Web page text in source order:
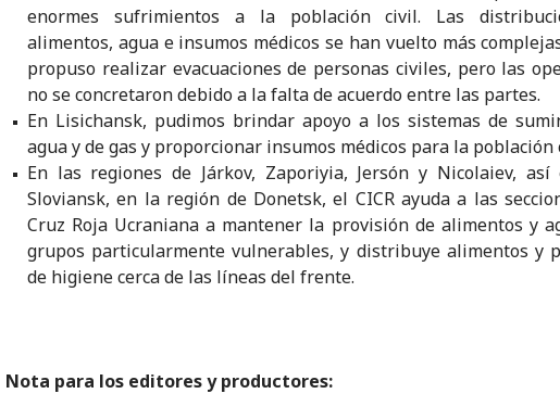
enormes sufrimientos a la población civil. Las
alimentos, agua e insumos médicos se han vuelto más
propuso realizar evacuaciones de personas civiles, pero las
no se concretaron debido a la falta de acuerdo entre las partes.
En Lisichansk, pudimos brindar apoyo a los sistemas de
agua y de gas y proporcionar insumos médicos para la población
En las regiones de Járkov, Zaporiyia, Jersón y Nicolaiev, así
Sloviansk, en la región de Donetsk, el CICR ayuda a las
Cruz Roja Ucraniana a mantener la provisión de alimentos y
grupos particularmente vulnerables, y distribuye alimentos y
de higiene cerca de las líneas del frente.
Nota para los editores y productores: